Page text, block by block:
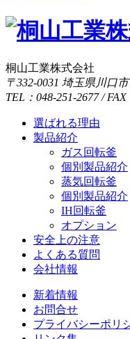
桐山工業株式会社
〒332-0031 埼玉県川口
TEL：048-251-2677 /
選ばれる理由
製品紹介
ガス回転釜
個別製品紹介
蒸気回転釜
個別製品紹介
IH回転釜
オプション
安全上の注意
よくある質問
会社情報
新着情報
お問合せ
プライバシーポリ